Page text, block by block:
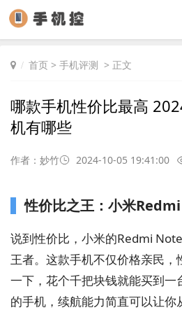
首页 > 手机评测 > 正文
哪款手机性价比最高
机有哪些
作者：妙竹 2024-10-05 19:41:00
性价比之王：小米
说到性价比，小米的Redmi
王者。这款手机不仅价格亲民，
一下，花个千把块钱就能买到
的手机，续航能力简直可以让